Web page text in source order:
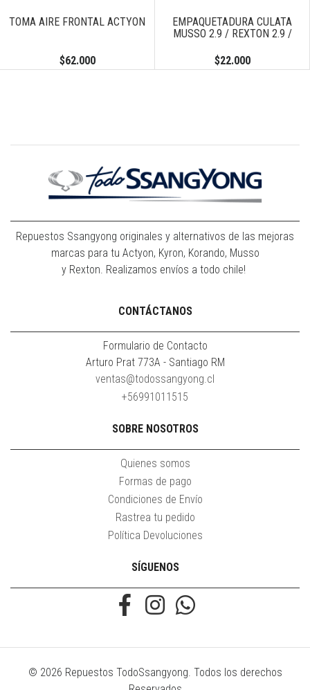
TOMA AIRE FRONTAL ACTYON
$62.000
EMPAQUETADURA CULATA
MUSSO 2.9 / REXTON 2.9 /
$22.000
Repuestos Ssangyong originales y alternativos de las mejoras
marcas para tu Actyon, Kyron, Korando, Musso
y Rexton. Realizamos envíos a todo chile!
CONTÁCTANOS
Formulario de Contacto
Arturo Prat 773A - Santiago RM
ventas@todossangyong.cl
+56991011515
SOBRE NOSOTROS
Quienes somos
Formas de pago
Condiciones de Envío
Rastrea tu pedido
Política Devoluciones
SÍGUENOS
© 2026 Repuestos TodoSsangyong. Todos los derechos